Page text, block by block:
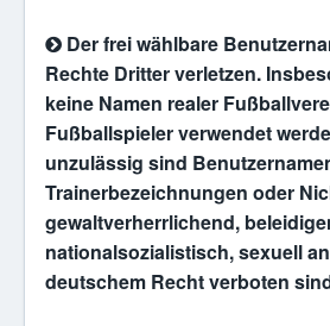
Der frei wählbare
Rechte Dritter verletzen.
keine Namen realer
Fußballspieler verwendet
unzulässig sind
Trainerbezeichnungen oder
gewaltverherrlichend,
nationalsozialistisch, sexuell
deutschem Recht verboten